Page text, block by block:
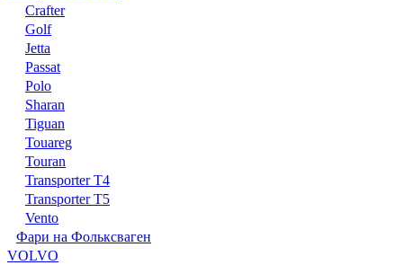
Crafter
Golf
Jetta
Passat
Polo
Sharan
Tiguan
Touareg
Touran
Transporter T4
Transporter T5
Vento
Фари на Фольксваген
VOLVO